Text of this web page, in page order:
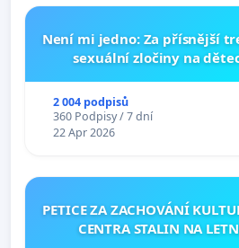
Není mi jedno: Za přísnější
sexuální zločiny na
2 004 podpisů
360 Podpisy / 7 dní
22 Apr 2026
PETICE ZA ZACHOVÁNÍ
CENTRA STALIN NA